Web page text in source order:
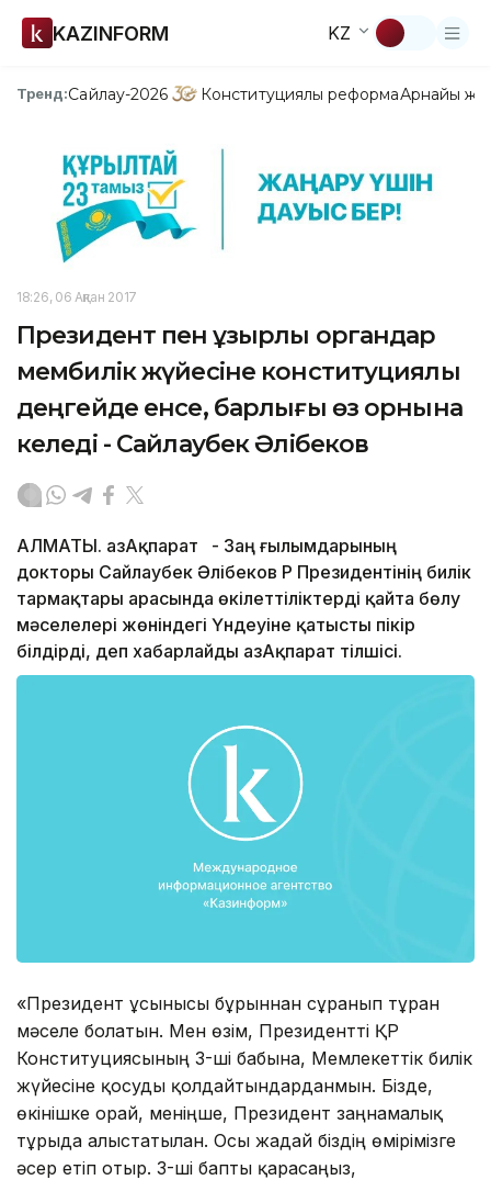
KAZINFORM KZ
Тренд:Сайлау-2026 Конституциялық реформаАрнайы
18:26, 06 Ақпан 2017
Президент пен құзырлы органдар
мембилік жүйесіне конституциялық
деңгейде енсе, барлығы өз орнына
келеді - Сайлаубек Әлібеков
АЛМАТЫ. ҚазАқпарат - Заң ғылымдарының
докторы Сайлаубек Әлібеков ҚР Президентінің билік
тармақтары арасында өкілеттіліктерді қайта бөлу
мәселелері жөніндегі Үндеуіне қатысты пікір
білдірді, деп хабарлайды ҚазАқпарат тілшісі.
«Президент ұсынысы бұрыннан сұранып тұрған
мәселе болатын. Мен өзім, Президентті ҚР
Конституциясының 3-ші бабына, Мемлекеттік билік
жүйесіне қосуды қолдайтындарданмын. Бізде,
өкінішке орай, меніңше, Президент заңнамалық
тұрғыда алыстатылған. Осы жағдай біздің өмірімізге
әсер етіп отыр. 3-ші бапты қарасаңыз,